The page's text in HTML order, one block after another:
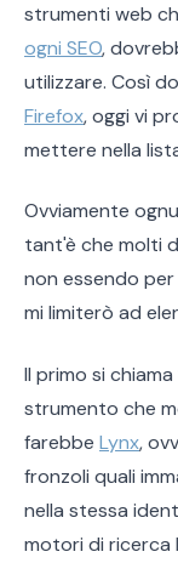
strumenti web
ogni SEO,
utilizzare. Così
Firefox, oggi vi
mettere nella
Ovviamente
tant'è che molti
non essendo
mi limiterò ad
Il primo si
strumento che
farebbe Lynx,
fronzoli quali
nella stessa
motori di ricerca